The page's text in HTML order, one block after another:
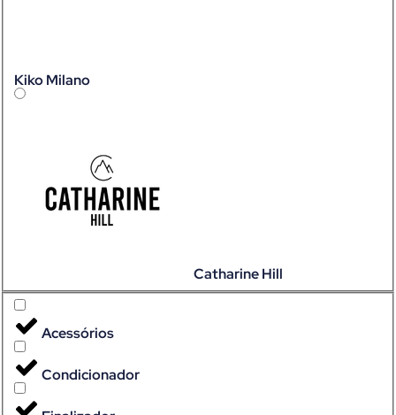
Kiko Milano
Catharine Hill
Acessórios
Condicionador